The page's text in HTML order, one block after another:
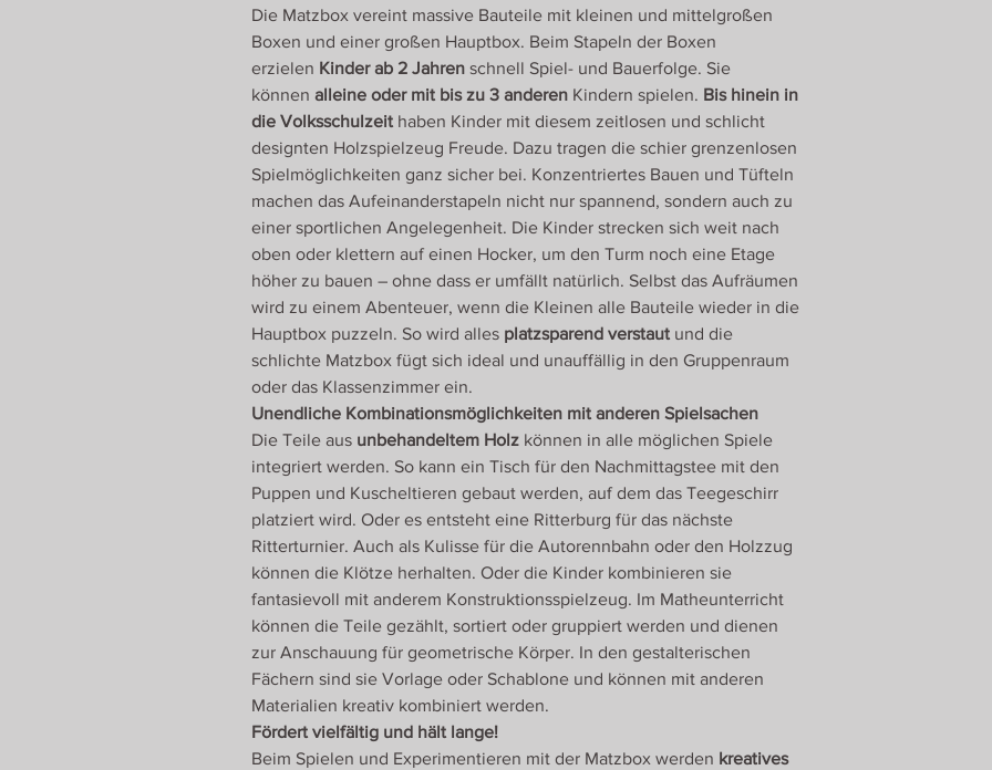
Die Matzbox vereint massive Bauteile mit kleinen und mittelgroßen
Boxen und einer großen Hauptbox. Beim Stapeln der Boxen
erzielen Kinder ab 2 Jahren schnell Spiel- und Bauerfolge. Sie
können alleine oder mit bis zu 3 anderen Kindern spielen. Bis hinein in
die Volksschulzeit haben Kinder mit diesem zeitlosen und schlicht
designten Holzspielzeug Freude. Dazu tragen die schier grenzenlosen
Spielmöglichkeiten ganz sicher bei. Konzentriertes Bauen und Tüfteln
machen das Aufeinanderstapeln nicht nur spannend, sondern auch zu
einer sportlichen Angelegenheit. Die Kinder strecken sich weit nach
oben oder klettern auf einen Hocker, um den Turm noch eine Etage
höher zu bauen – ohne dass er umfällt natürlich. Selbst das Aufräumen
wird zu einem Abenteuer, wenn die Kleinen alle Bauteile wieder in die
Hauptbox puzzeln. So wird alles platzsparend verstaut und die
schlichte Matzbox fügt sich ideal und unauffällig in den Gruppenraum
oder das Klassenzimmer ein.
Unendliche Kombinationsmöglichkeiten mit anderen Spielsachen
Die Teile aus unbehandeltem Holz können in alle möglichen Spiele
integriert werden. So kann ein Tisch für den Nachmittagstee mit den
Puppen und Kuscheltieren gebaut werden, auf dem das Teegeschirr
platziert wird. Oder es entsteht eine Ritterburg für das nächste
Ritterturnier. Auch als Kulisse für die Autorennbahn oder den Holzzug
können die Klötze herhalten. Oder die Kinder kombinieren sie
fantasievoll mit anderem Konstruktionsspielzeug. Im Matheunterricht
können die Teile gezählt, sortiert oder gruppiert werden und dienen
zur Anschauung für geometrische Körper. In den gestalterischen
Fächern sind sie Vorlage oder Schablone und können mit anderen
Materialien kreativ kombiniert werden.
Fördert vielfältig und hält lange!
Beim Spielen und Experimentieren mit der Matzbox werden kreatives